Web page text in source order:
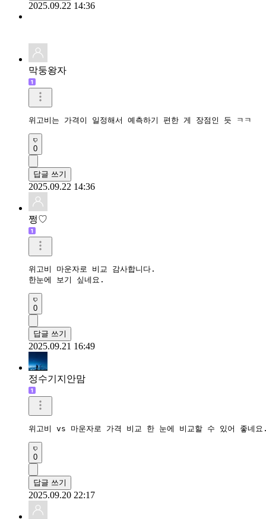
2025.09.22 14:36
막둥왕자
위고비는 가격이 일정해서 예측하기 편한 게 장점인 듯 ㅋㅋ
0
답글 쓰기
2025.09.22 14:36
쩡♡
위고비 마운자로 비교 감사합니다.
한눈에 보기 싶네요.
0
답글 쓰기
2025.09.21 16:49
정수기지안맘
위고비 vs 마운자로 가격 비교 한 눈에 비교할 수 있어 좋네요
0
답글 쓰기
2025.09.20 22:17